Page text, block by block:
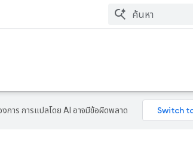
การ การแปลโดย AI อาจมีข้อผิดพลาด